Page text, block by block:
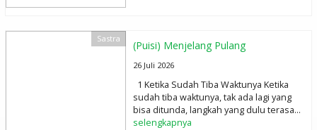
Sastra
(Puisi) Menjelang Pulang
26 Juli 2026
1 Ketika Sudah Tiba Waktunya Ketika
sudah tiba waktunya, tak ada lagi yang
bisa ditunda, langkah yang dulu terasa...
selengkapnya